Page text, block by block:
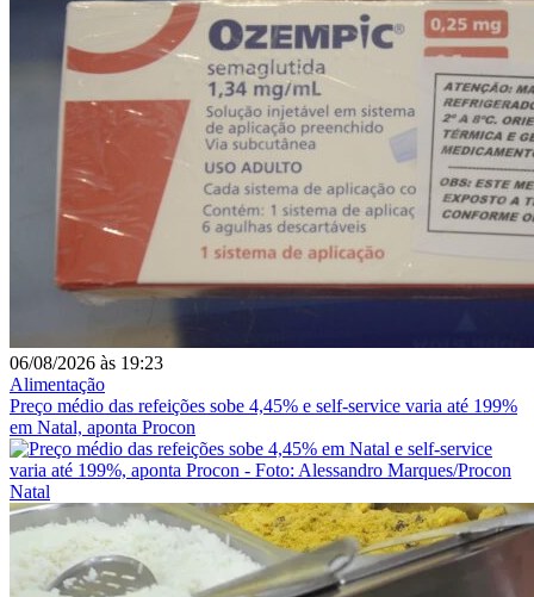
06/08/2026 às 19:23
Alimentação
Preço médio das refeições sobe 4,45% e self-service varia até 199%
em Natal, aponta Procon